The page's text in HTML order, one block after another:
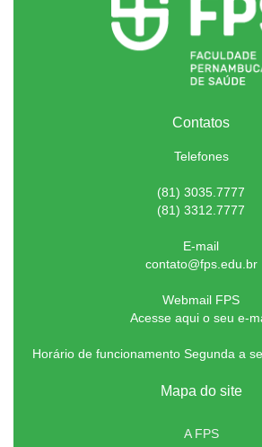
Contatos
Telefones
(81) 3035.7777
(81) 3312.7777
E-mail
contato@fps.edu.br
Webmail FPS
Acesse aqui o seu e-
Horário de funcionamento Segunda a
Mapa do site
A FPS